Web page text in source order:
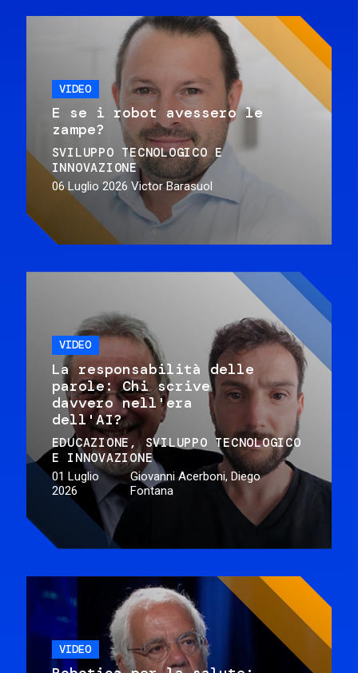
VIDEO
E se i robot avessero le
zampe?
SVILUPPO TECNOLOGICO E
INNOVAZIONE
06 Luglio 2026 Victor Barasuol
VIDEO
La responsabilità delle
parole: Chi scrive
davvero nell'era
dell'AI?
EDUCAZIONE
SVILUPPO TECNOLOGICO
E INNOVAZIONE
01 Luglio
2026
Giovanni Acerboni, Diego
Fontana
VIDEO